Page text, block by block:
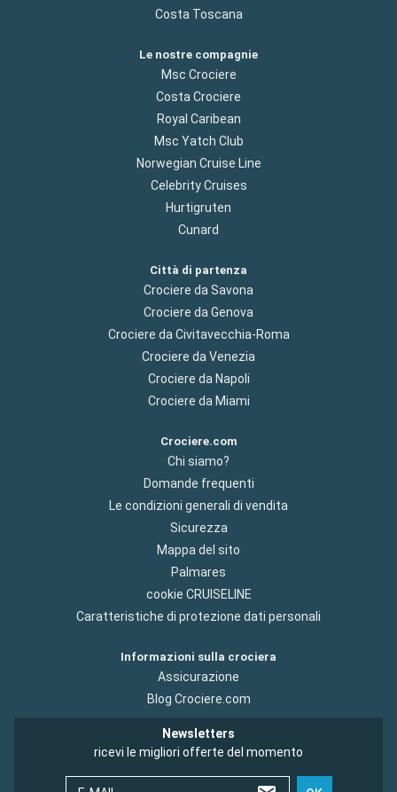
Costa Toscana
Le nostre compagnie
Msc Crociere
Costa Crociere
Royal Caribean
Msc Yatch Club
Norwegian Cruise Line
Celebrity Cruises
Hurtigruten
Cunard
Città di partenza
Crociere da Savona
Crociere da Genova
Crociere da Civitavecchia-Roma
Crociere da Venezia
Crociere da Napoli
Crociere da Miami
Crociere.com
Chi siamo?
Domande frequenti
Le condizioni generali di vendita
Sicurezza
Mappa del sito
Palmares
cookie CRUISELINE
Caratteristiche di protezione dati personali
Informazioni sulla crociera
Assicurazione
Blog Crociere.com
Newsletters
ricevi le migliori offerte del momento